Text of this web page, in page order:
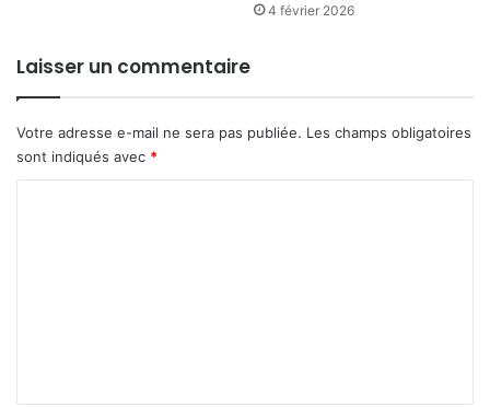
4 février 2026
Laisser un commentaire
Votre adresse e-mail ne sera pas publiée. Les champs obligatoires
sont indiqués avec *